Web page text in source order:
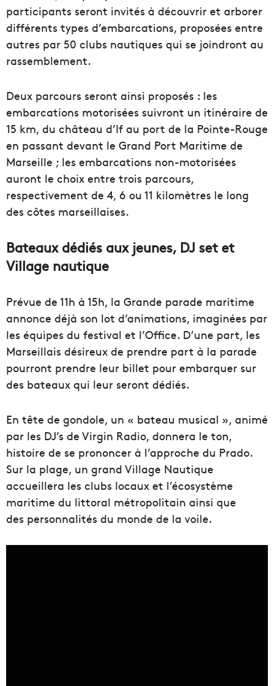
participants seront invités à découvrir et arborer
différents types d’embarcations, proposées entre
autres par 50 clubs nautiques qui se joindront au
rassemblement.
Deux parcours seront ainsi proposés : les
embarcations motorisées suivront un itinéraire de
15 km, du château d’If au port de la Pointe-Rouge
en passant devant le Grand Port Maritime de
Marseille ; les embarcations non-motorisées
auront le choix entre trois parcours,
respectivement de 4, 6 ou 11 kilomètres le long
des côtes marseillaises.
Bateaux dédiés aux jeunes, DJ set et
Village nautique
Prévue de 11h à 15h, la Grande parade maritime
annonce déjà son lot d’animations, imaginées par
les équipes du festival et l’Office. D’une part, les
Marseillais désireux de prendre part à la parade
pourront prendre leur billet pour embarquer sur
des bateaux qui leur seront dédiés.
En tête de gondole, un « bateau musical », animé
par les DJ’s de Virgin Radio, donnera le ton,
histoire de se prononcer à l’approche du Prado.
Sur la plage, un grand Village Nautique
accueillera les clubs locaux et l’écosystème
maritime du littoral métropolitain ainsi que
des personnalités du monde de la voile.